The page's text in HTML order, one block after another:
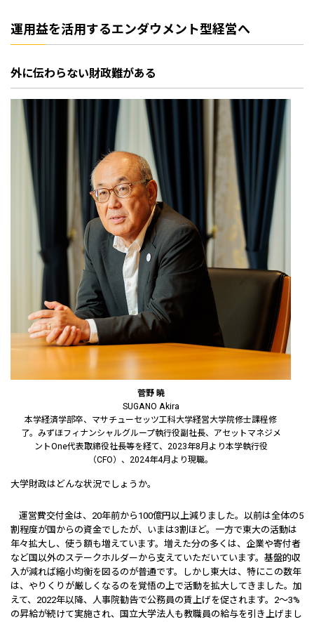
運用益を活用するエンダウメント型経営へ
外に伝わらない財政難がある
菅野 暁
SUGANO Akira
本学経済学部卒、マサチューセッツ工科大学経営大学院修士課程修
了。みずほフィナンシャルグループ執行役副社長、アセットマネジメ
ントOne代表取締役社長等を経て、2023年8月より本学執行役
（CFO）、2024年4月より現職。
――大学財政はどんな状況でしょうか。
運営費交付金は、20年前から100億円以上減りました。以前は全体の5
割程度が国からの資金でしたが、いまは3割ほど。一方で東大の活動は
年々拡大し、使う額も増えています。増えた分の多くは、企業や寄付者
など国以外のステークホルダーから支えていただいています。基盤的収
入が減れば縮小均衡を図るのが普通です。しかし東大は、特にこの数年
は、やりくりが厳しくなるのを覚悟の上で活動を拡大してきました。加
えて、2022年以降、人事院勧告で公務員の賃上げを促されます。2～3%
の昇給が続けて実施され、国立大学法人も教職員の給与を引き上げまし